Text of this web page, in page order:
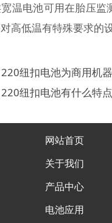
温电池可用在胎压监
高低温有特殊要求的设
纽扣电池为商用机
纽扣电池有什么特
网站首页
关于我们
产品中心
电池应用